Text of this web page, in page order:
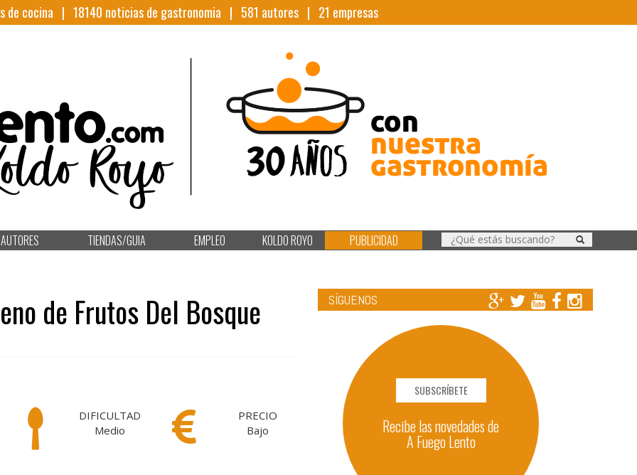
de cocina | 18140 noticias de gastronomia | 581 autores | 21 empresas
AUTORES TIENDAS/GUIA EMPLEO KOLDO ROYO PUBLICIDAD
de Frutos Del Bosque
DIFICULTAD
Medio
PRECIO
Bajo
SÍGUENOS
SUBSCRÍBETE
Recibe las novedades de
A Fuego Lento